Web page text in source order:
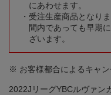
にあわせます。
受注生産商品となり
間内であっても早期
ざいます。
※ お客様都合によるキャン
2022JリーグYBCルヴァン